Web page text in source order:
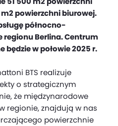
m2 powierzchni biurowej.
północno-
regionu Berlina. Centrum
w połowie 2025 r.
BTS realizuje
o strategicznym
że międzynarodowe
regionie, znajdują w nas
powierzchnie